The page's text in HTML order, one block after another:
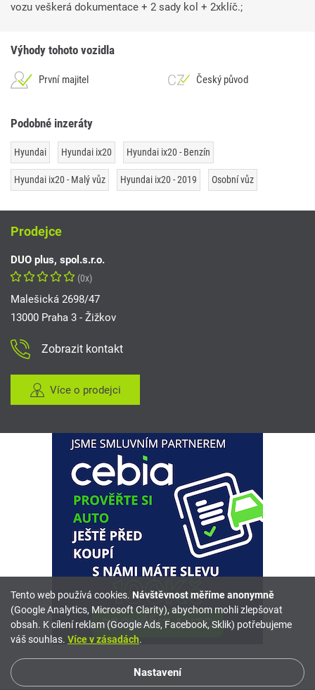
vozu veškerá dokumentace + 2 sady kol + 2xklíč.;
Výhody tohoto vozidla
První majitel Český původ
Podobné inzeráty
Hyundai Hyundai ix20 Hyundai ix20 - Benzín
Hyundai ix20 - Malý vůz Hyundai ix20 - 2019 Osobní vůz
Prodejce
DUO plus, spol.s.r.o.
(0x)
Malešická 2698/47
13000 Praha 3 - Žižkov
Zobrazit kontakt
Více o prodejci
Tento web používá cookies. Návštěvnost měříme anonymně
(Google Analytics, Microsoft Clarity), abychom mohli zlepšovat
obsah. K cílení reklam (Google Ads, Facebook, Sklik) potřebujeme
váš souhlas. Více v zásadách.
Nastavení